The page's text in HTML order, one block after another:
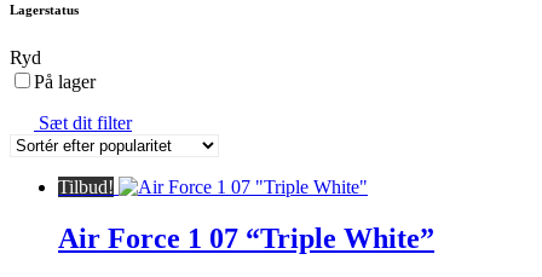
Lagerstatus
Ryd
På lager
Sæt dit filter
Tilbud!
Air Force 1 07 “Triple White”